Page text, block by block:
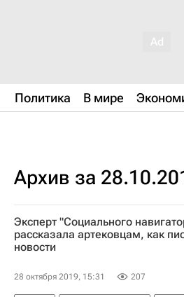
Политика В мире
Архив за
Эксперт "Социального
рассказала артековцам, как
новости
28 октября 2019, 15:31 207